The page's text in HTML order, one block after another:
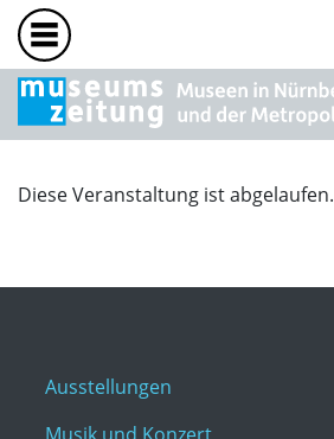
Diese Veranstaltung ist abgelaufen.
Ausstellungen